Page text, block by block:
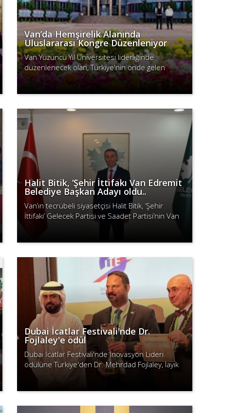
Van’da Hemşirelik Alanında
Uluslararası Kongre Düzenleniyor
Van Yüzüncü Yıl Üniversitesi liderliğinde
düzenlenecek olan, Türkiye'nin önde gelen
üniversiteleri ve kurumlarının katılımıyla
Halit Bitik, ‘Şehir İttifakı Van Edremit
Belediye Başkan Adayı oldu..
Van’ın tecrübeli siyasetçisi Halit Bitik, ‘Şehir
İttifakı’ Gelecek Partisi ve Saadet Partisi’nin Van
Dubai İcatlar Festivali'nde Dr.
Fojlaley'e ödül
Dubai İcatlar Festivali'nde İnovasyon Lideri
ödülüne Türkiye'den Dr. Mehrdad Fojlaley, layık
görüldü.